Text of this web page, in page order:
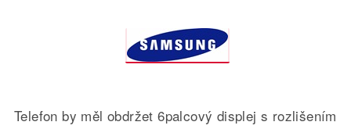
Telefon by měl obdržet 6palcový displej s rozlišením